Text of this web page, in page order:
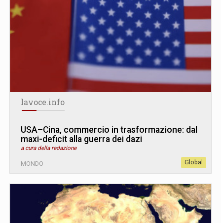
lavoce.info
USA–Cina, commercio in trasformazione: dal
maxi-deficit alla guerra dei dazi
a cura della redazione
MONDO Global